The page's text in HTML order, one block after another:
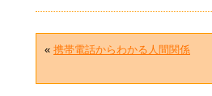
« 携帯電話からわかる人間関係